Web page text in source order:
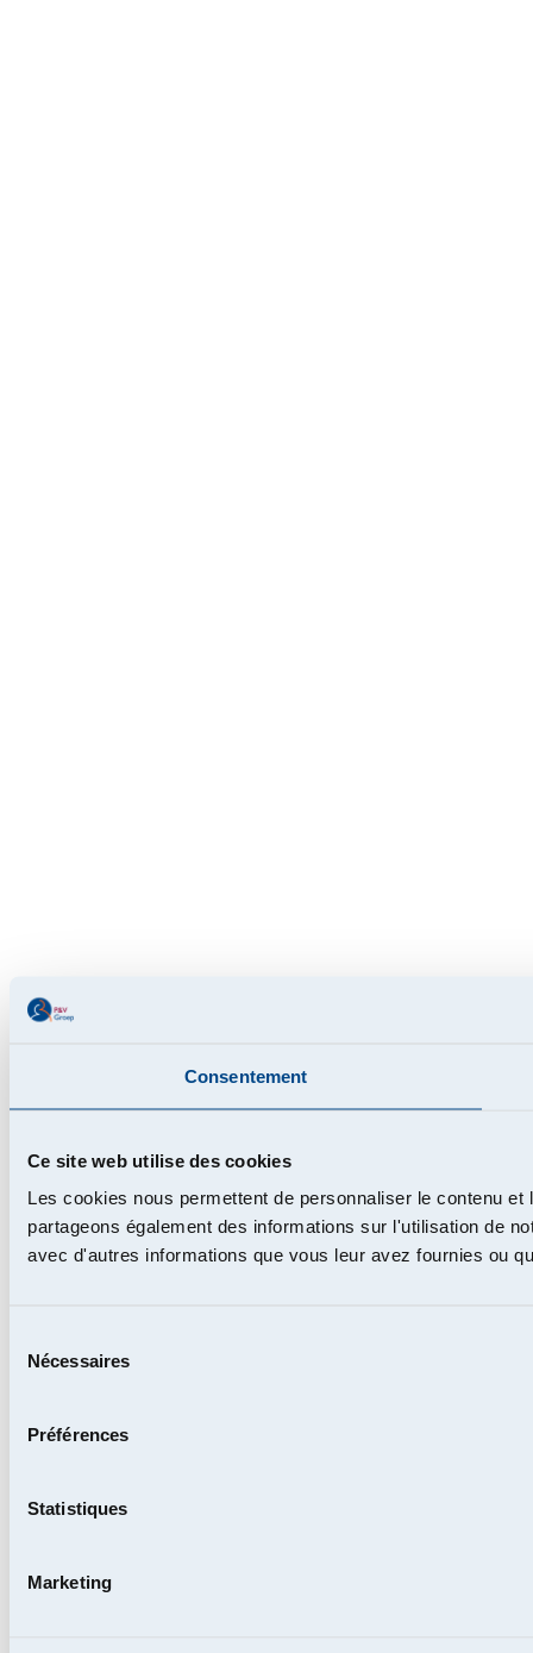
Consentement
Ce site web utilise des cookies
Les cookies nous permettent de personnaliser le contenu
partageons également des informations sur l'utilisation de
avec d'autres informations que vous leur avez fournies ou
Nécessaires
Préférences
Statistiques
Marketing